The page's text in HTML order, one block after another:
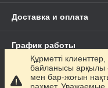
Доставка и оплата
График работы
Полная версия сайта
Құрметті
байланысы арқылы
мен бар-жоғын